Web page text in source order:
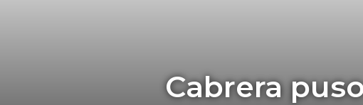
Cabrera